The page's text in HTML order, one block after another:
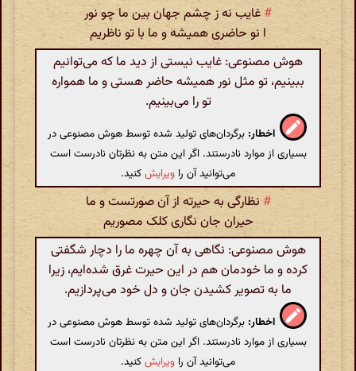
# غایب نه ز چشم جهان بین ما چو نور
ا نو حاضری همیشه و ما با تو ناظریم
هوش مصنوعی: غایب نیستی از دید ما که می‌توانیم
ببینیم، تو مثل نور همیشه حاضر هستی و ما همواره
تو را می‌بینیم.
اخطار: برگردان‌های تولید شده توسط هوش مصنوعی در
بسیاری از موارد نادرستند. اگر این متن به نظرتان نادرست است
می‌توانید آن را ویرایشکنید.
# نظارگی به حیرته از آن صورتست و ما
حیران جان نگاری کلک مصوریم
هوش مصنوعی: نگاهی به آن چهره ما را دچار شگفتی
کرده و ما خودمان هم در این حیرت غرق شده‌ایم، زیرا
ما به تصویر کشیدن جان و دل خود می‌پردازیم.
اخطار: برگردان‌های تولید شده توسط هوش مصنوعی در
بسیاری از موارد نادرستند. اگر این متن به نظرتان نادرست است
می‌توانید آن را ویرایشکنید.